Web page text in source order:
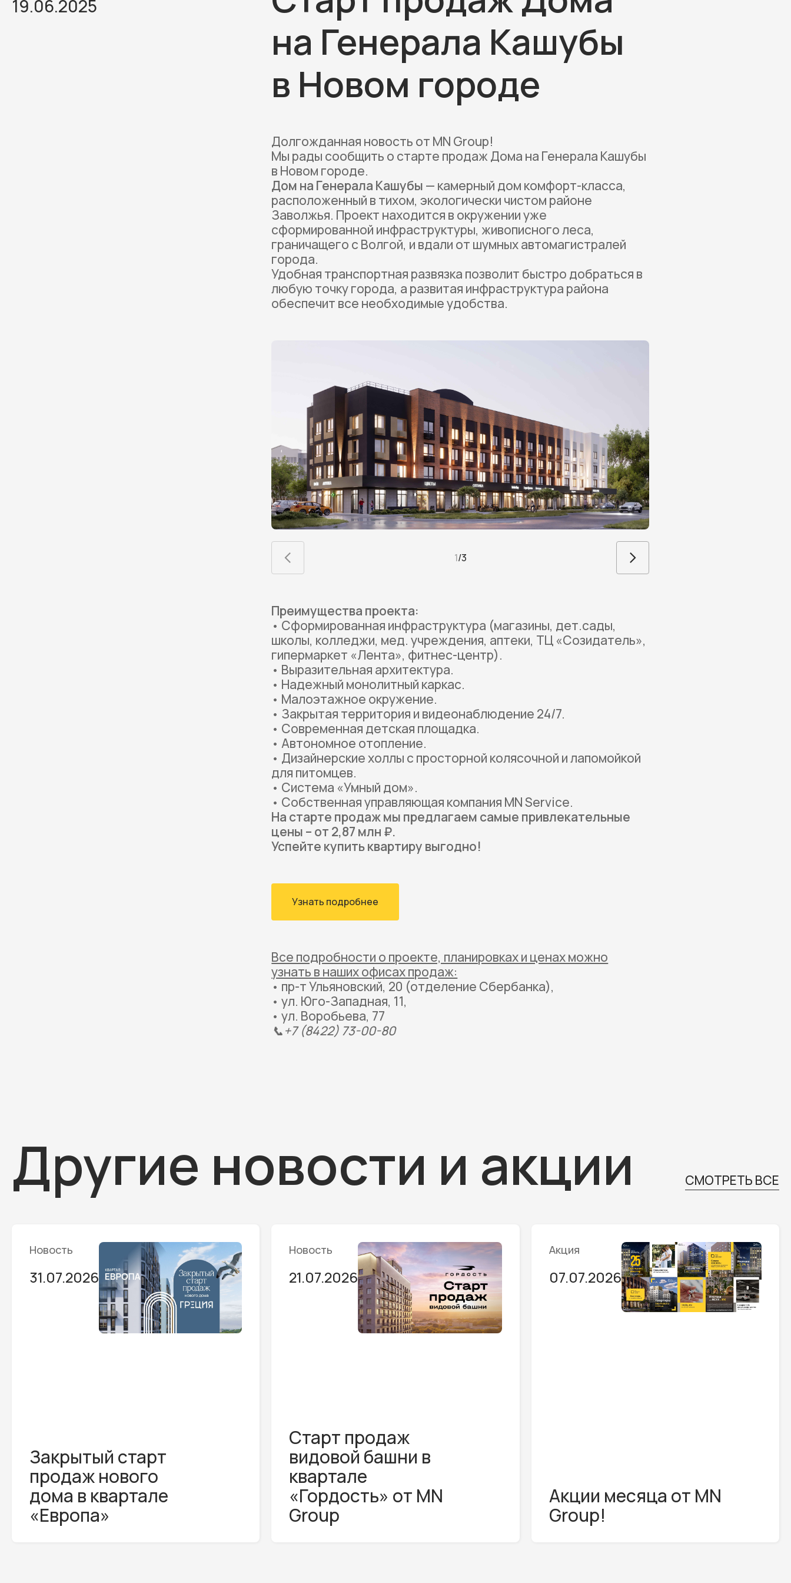
19.06.2025
на Генерала Кашубы
в Новом городе
Долгожданная новость от MN Group!
Мы рады сообщить о старте продаж Дома на Генерала Кашубы
в Новом городе.
Дом на Генерала Кашубы — камерный дом комфорт-класса,
расположенный в тихом, экологически чистом районе
Заволжья. Проект находится в окружении уже
сформированной инфраструктуры, живописного леса,
граничащего с Волгой, и вдали от шумных автомагистралей
города.
Удобная транспортная развязка позволит быстро добраться в
любую точку города, а развитая инфраструктура района
обеспечит все необходимые удобства.
1/3
Преимущества проекта:
• Сформированная инфраструктура (магазины, дет.сады,
школы, колледжи, мед. учреждения, аптеки, ТЦ «Созидатель»,
гипермаркет «Лента», фитнес-центр).
• Выразительная архитектура.
• Надежный монолитный каркас.
• Малоэтажное окружение.
• Закрытая территория и видеонаблюдение 24/7.
• Современная детская площадка.
• Автономное отопление.
• Дизайнерские холлы с просторной колясочной и лапомойкой
для питомцев.
• Система «Умный дом».
• Собственная управляющая компания MN Service.
На старте продаж мы предлагаем самые привлекательные
цены – от 2,87 млн ₽.
Успейте купить квартиру выгодно!
Узнать подробнее
Все подробности о проекте, планировках и ценах можно
узнать в наших офисах продаж:
• пр-т Ульяновский, 20 (отделение Сбербанка),
• ул. Юго-Западная, 11,
• ул. Воробьева, 77
📞+7 (8422) 73-00-80
Другие новости и акции СМОТРЕТЬ ВСЕ
Новость
31.07.2026
Закрытый старт
продаж нового
дома в квартале
«Европа»
Новость
21.07.2026
Старт продаж
видовой башни в
квартале
«Гордость» от MN
Group
Акция
07.07.2026
Акции месяца от MN
Group!